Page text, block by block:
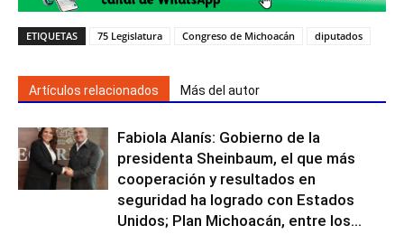
ETIQUETAS 75 Legislatura Congreso de Michoacán diputados
Artículos relacionados Más del autor
Fabiola Alanís: Gobierno de la
presidenta Sheinbaum, el que más
cooperación y resultados en
seguridad ha logrado con Estados
Unidos; Plan Michoacán, entre los...